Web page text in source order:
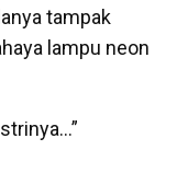
tampak
lampu neon